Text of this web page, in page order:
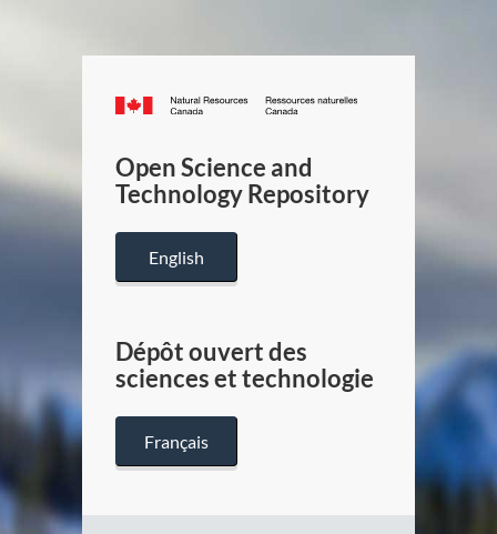
Canada.ca
/
Canada
Open Science and
Technology Repository
English
Dépôt ouvert des
sciences et technologie
Français